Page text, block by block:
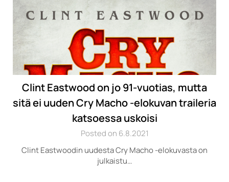
Clint Eastwood on jo 91-vuotias, mutta
sitä ei uuden Cry Macho -elokuvan traileria
katsoessa uskoisi
Posted on 6.8.2021
Clint Eastwoodin uudesta Cry Macho -elokuvasta on
julkaistu…